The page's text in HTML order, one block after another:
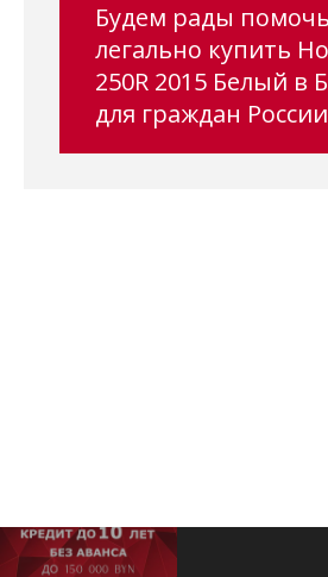
Будем рады помочь
легально купить
250R 2015 Белый в
для граждан России